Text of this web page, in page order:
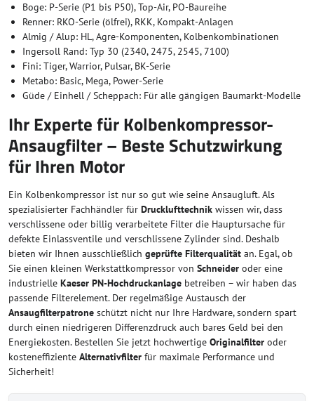
Boge: P-Serie (P1 bis P50), Top-Air, PO-Baureihe
Renner: RKO-Serie (ölfrei), RKK, Kompakt-Anlagen
Almig / Alup: HL, Agre-Komponenten, Kolbenkombinationen
Ingersoll Rand: Typ 30 (2340, 2475, 2545, 7100)
Fini: Tiger, Warrior, Pulsar, BK-Serie
Metabo: Basic, Mega, Power-Serie
Güde / Einhell / Scheppach: Für alle gängigen Baumarkt-Modelle
Ihr Experte für Kolbenkompressor-
Ansaugfilter – Beste Schutzwirkung
für Ihren Motor
Ein Kolbenkompressor ist nur so gut wie seine Ansaugluft. Als
spezialisierter Fachhändler für Drucklufttechnik wissen wir, dass
verschlissene oder billig verarbeitete Filter die Hauptursache für
defekte Einlassventile und verschlissene Zylinder sind. Deshalb
bieten wir Ihnen ausschließlich geprüfte Filterqualität an. Egal, ob
Sie einen kleinen Werkstattkompressor von Schneider oder eine
industrielle Kaeser PN-Hochdruckanlage betreiben – wir haben das
passende Filterelement. Der regelmäßige Austausch der
Ansaugfilterpatrone schützt nicht nur Ihre Hardware, sondern spart
durch einen niedrigeren Differenzdruck auch bares Geld bei den
Energiekosten. Bestellen Sie jetzt hochwertige Originalfilter oder
kosteneffiziente Alternativfilter für maximale Performance und
Sicherheit!